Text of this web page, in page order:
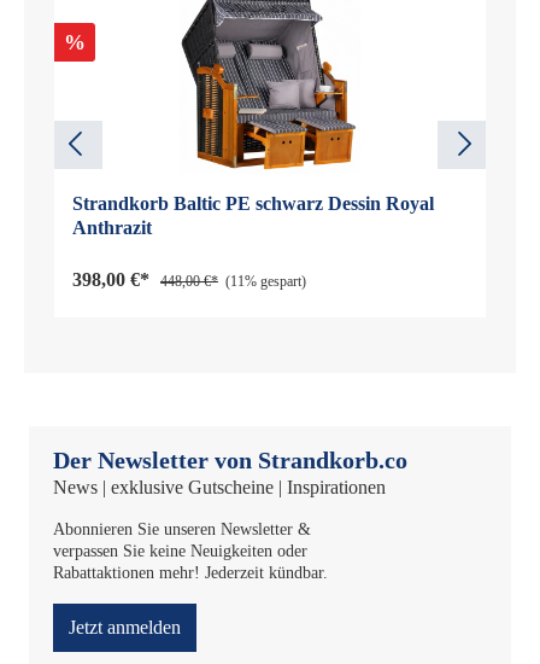
%
Strandkorb Baltic PE schwarz Dessin Royal
Anthrazit
398,00 €* 448,00 €* (11% gespart)
Der Newsletter von Strandkorb.co
News | exklusive Gutscheine | Inspirationen
Abonnieren Sie unseren Newsletter &
verpassen Sie keine Neuigkeiten oder
Rabattaktionen mehr! Jederzeit kündbar.
Jetzt anmelden